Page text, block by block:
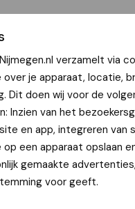
verzamelt via
over je apparaat, locatie,
Dit doen wij voor de
Inzien van het
en app, integreren van
een apparaat opslaan
gemaakte
voor geeft.